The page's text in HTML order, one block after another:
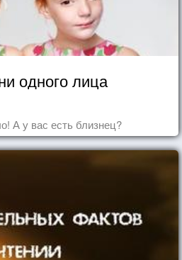
одного лица
А у вас есть близнец?